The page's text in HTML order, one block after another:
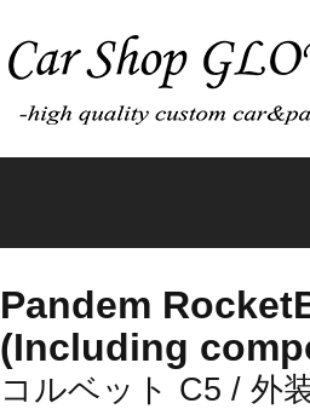
Pandem
(Including
コルベット C5 / 外